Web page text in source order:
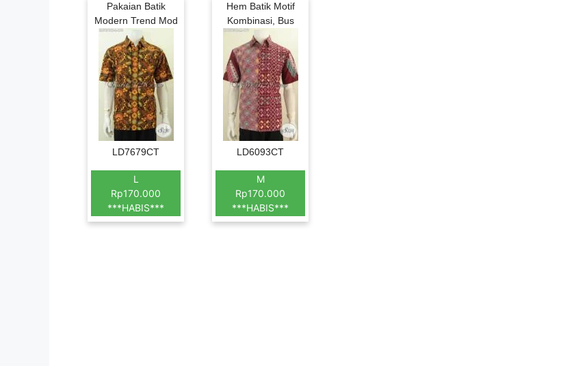
Pakaian Batik
Modern Trend Mod
LD7679CT
L
Rp170.000
***HABIS***
Hem Batik Motif
Kombinasi, Bus
LD6093CT
M
Rp170.000
***HABIS***